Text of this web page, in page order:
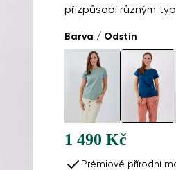
přizpůsobí různým
Barva / Odstín
1 490 Kč
Prémiové přírodní